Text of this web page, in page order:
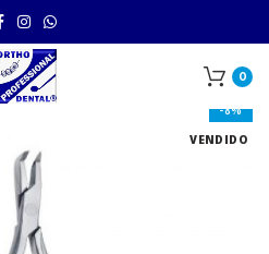
0
-8%
VENDIDO